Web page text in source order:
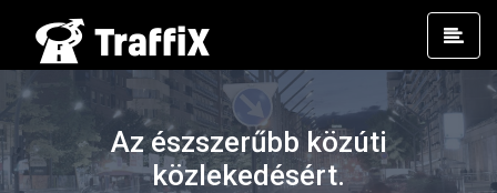
Az észszerűbb közúti
közlekedésért.